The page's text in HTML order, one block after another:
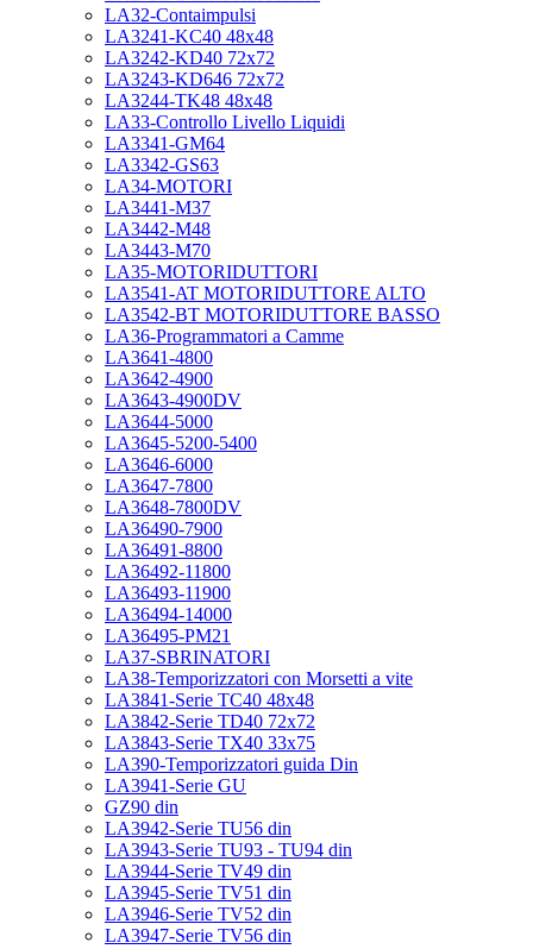
LA32-Contaimpulsi
LA3241-KC40 48x48
LA3242-KD40 72x72
LA3243-KD646 72x72
LA3244-TK48 48x48
LA33-Controllo Livello Liquidi
LA3341-GM64
LA3342-GS63
LA34-MOTORI
LA3441-M37
LA3442-M48
LA3443-M70
LA35-MOTORIDUTTORI
LA3541-AT MOTORIDUTTORE ALTO
LA3542-BT MOTORIDUTTORE BASSO
LA36-Programmatori a Camme
LA3641-4800
LA3642-4900
LA3643-4900DV
LA3644-5000
LA3645-5200-5400
LA3646-6000
LA3647-7800
LA3648-7800DV
LA36490-7900
LA36491-8800
LA36492-11800
LA36493-11900
LA36494-14000
LA36495-PM21
LA37-SBRINATORI
LA38-Temporizzatori con Morsetti a vite
LA3841-Serie TC40 48x48
LA3842-Serie TD40 72x72
LA3843-Serie TX40 33x75
LA390-Temporizzatori guida Din
LA3941-Serie GU
GZ90 din
LA3942-Serie TU56 din
LA3943-Serie TU93 - TU94 din
LA3944-Serie TV49 din
LA3945-Serie TV51 din
LA3946-Serie TV52 din
LA3947-Serie TV56 din